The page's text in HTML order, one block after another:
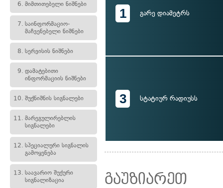
6. მიმთითებელი ნიშნები
7. საინფორმაციო-
მაჩვენებელი ნიშნები
8. სერვისის ნიშნები
9. დამატებითი
ინფორმაციის ნიშნები
10. შუქნიშნის სიგნალები
11. მარეგულირებლის
სიგნალები
12. სპეციალური სიგნალის
გამოყენება
13. საავარიო შუქური
სიგნალიზაცია
1 გარე დიამეტრს
3 სტატიურ რადიუსს
გაუზიარეთ